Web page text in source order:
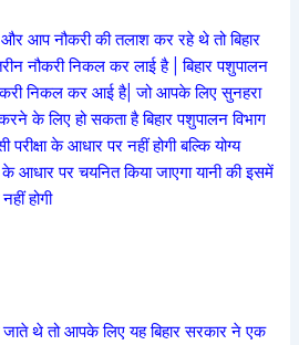
और आप नौकरी की तलाश कर रहे थे तो बिहार
नौकरी निकल कर लाई है | बिहार पशुपालन
निकल कर आई है| जो आपके लिए सुनहरा
के लिए हो सकता है बिहार पशुपालन विभाग
परीक्षा के आधार पर नहीं होगी बल्कि योग्य
के आधार पर चयनित किया जाएगा यानी की इसमें
होगी
जाते थे तो आपके लिए यह बिहार सरकार ने एक